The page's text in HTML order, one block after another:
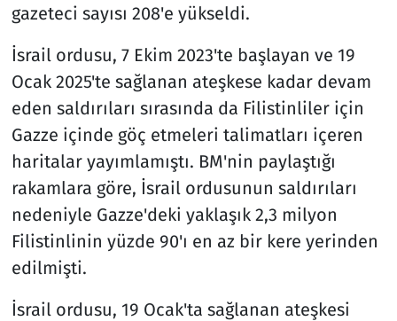
gazeteci sayısı 208'e yükseldi.
İsrail ordusu, 7 Ekim 2023'te başlayan ve 19
Ocak 2025'te sağlanan ateşkese kadar devam
eden saldırıları sırasında da Filistinliler için
Gazze içinde göç etmeleri talimatları içeren
haritalar yayımlamıştı. BM'nin paylaştığı
rakamlara göre, İsrail ordusunun saldırıları
nedeniyle Gazze'deki yaklaşık 2,3 milyon
Filistinlinin yüzde 90'ı en az bir kere yerinden
edilmişti.
İsrail ordusu, 19 Ocak'ta sağlanan ateşkesi